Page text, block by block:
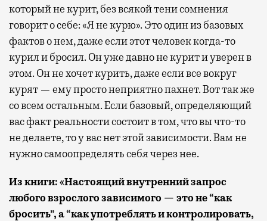
который не курит, без всякой тени сомнения
говорит о себе: «Я не курю». Это один из базовых
фактов о нем, даже если этот человек когда-то
курил и бросил. Он уже давно не курит и уверен в
этом. Он не хочет курить, даже если все вокруг
курят — ему просто неприятно пахнет. Вот так же
со всем остальным. Если базовый, определяющий
вас факт реальности состоит в том, что вы что-то
не делаете, то у вас нет этой зависимости. Вам не
нужно самоопределять себя через нее.
Из книги: «Настоящий внутренний запрос
любого взрослого зависимого — это не “как
бросить”, а “как употреблять и контролировать,